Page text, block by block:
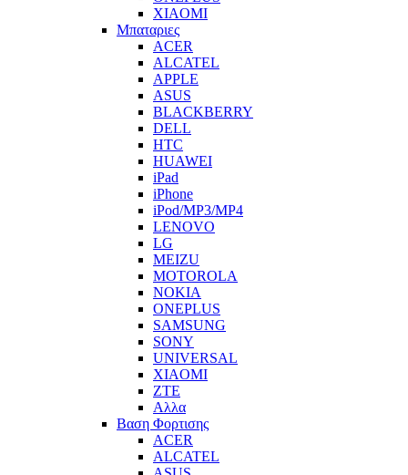
XIAOMI
Μπαταριες
ACER
ALCATEL
APPLE
ASUS
BLACKBERRY
DELL
HTC
HUAWEI
iPad
iPhone
iPod/MP3/MP4
LENOVO
LG
MEIZU
MOTOROLA
NOKIA
ONEPLUS
SAMSUNG
SONY
UNIVERSAL
XIAOMI
ZTE
Αλλα
Βαση Φορτισης
ACER
ALCATEL